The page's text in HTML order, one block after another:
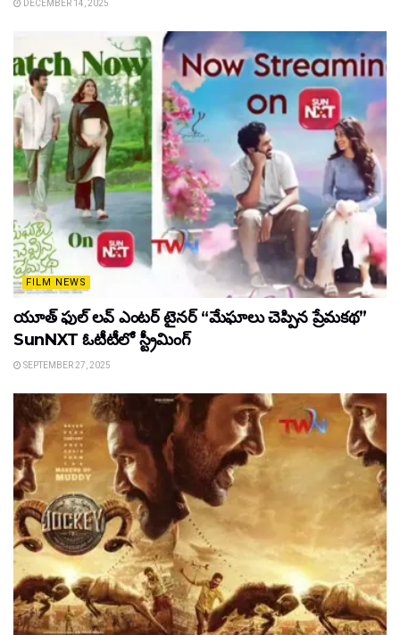
DECEMBER 14, 2025
FILM NEWS
యూత్ ఫుల్ లవ్ ఎంటర్ టైనర్ “మేఘాలు చెప్పిన ప్రేమకథ”
SunNXT ఓటీటీలో స్ట్రీమింగ్
SEPTEMBER 27, 2025